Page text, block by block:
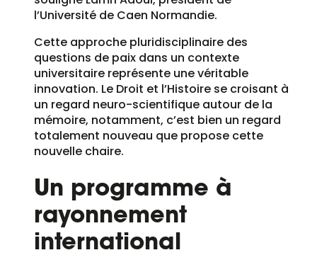
l’Université de Caen Normandie.
Cette approche pluridisciplinaire des
questions de paix dans un contexte
universitaire représente une véritable
innovation. Le Droit et l’Histoire se croisant à
un regard neuro-scientifique autour de la
mémoire, notamment, c’est bien un regard
totalement nouveau que propose cette
nouvelle chaire.
Un programme à
rayonnement
international